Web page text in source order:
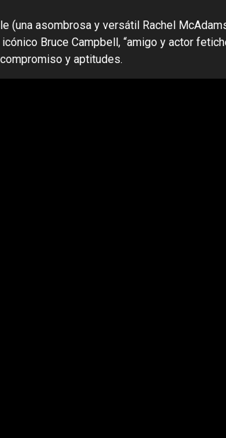
(una asombrosa y versátil Rachel
Bruce Campbell, “amigo y actor
y aptitudes.